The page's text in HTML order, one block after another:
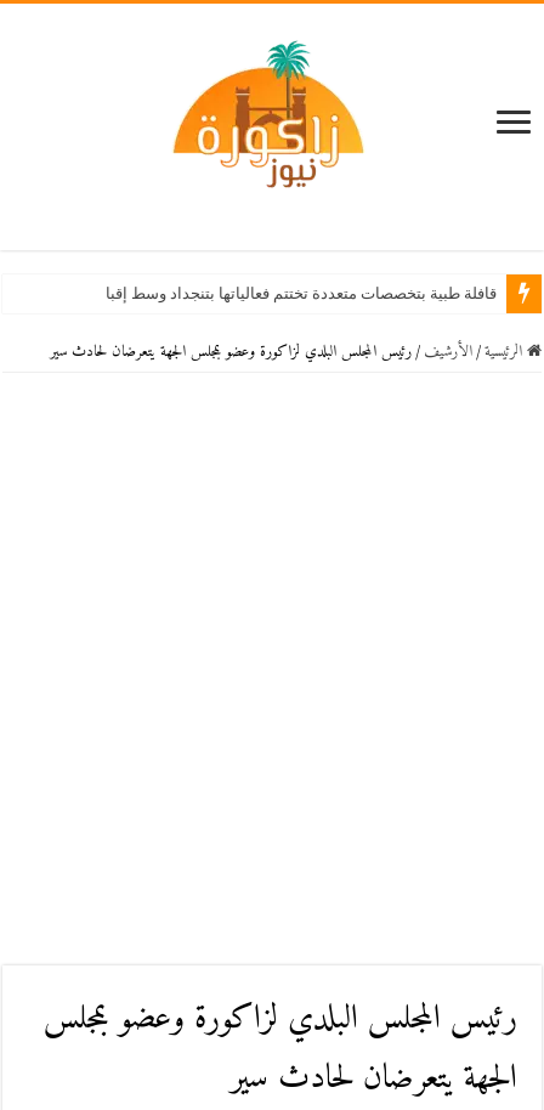
الرئيسية / اﻷرشيف / رئيس المجلس البلدي لزاكورة وعضو بمجلس الجهة يتعرضان لحادث سير
رئيس المجلس البلدي لزاكورة وعضو بمجلس
الجهة يتعرضان لحادث سير